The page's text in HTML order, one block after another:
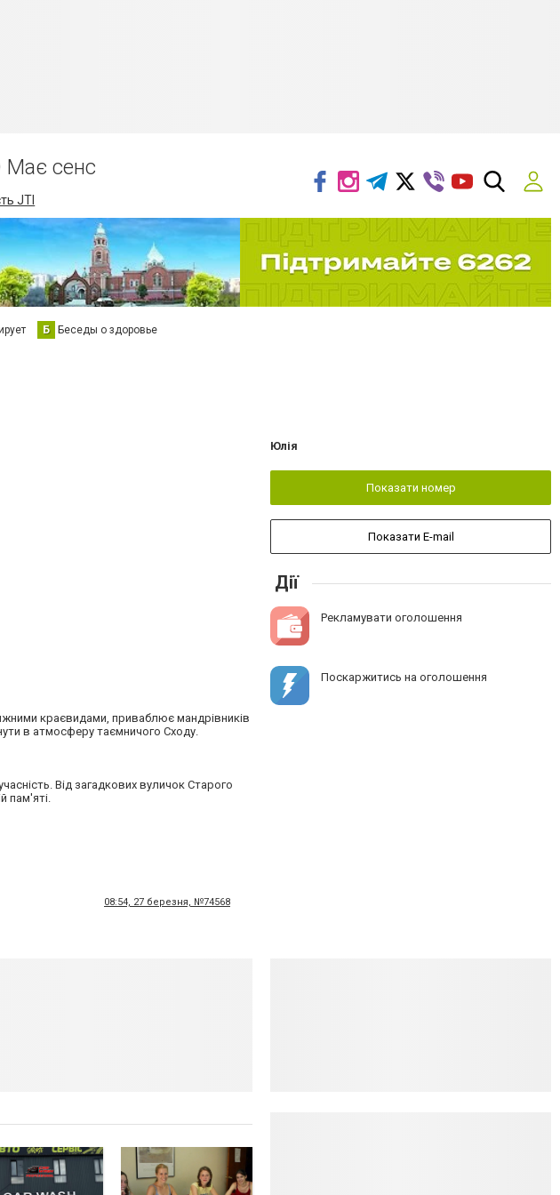
Має сенс
JTI
Б Беседы о здоровье
краєвидами, приваблює мандрівників
в атмосферу таємничого Сходу.
Від загадкових вуличок Старого
пам'яті.
08:54, 27 березня, №74568
Юлія
Показати номер
Показати E-mail
Дії
Рекламувати оголошення
Поскаржитись на оголошення